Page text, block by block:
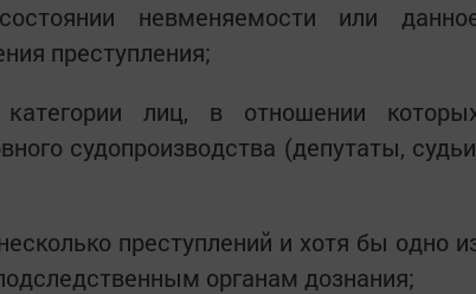
невменяемости или
преступления;
лиц, в отношении
судопроизводства (депутаты,
преступлений и хотя бы одно
органам дознания;